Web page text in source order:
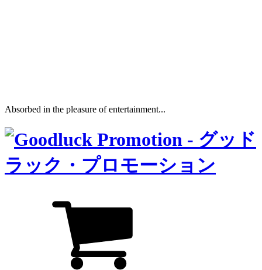
Absorbed in the pleasure of entertainment...